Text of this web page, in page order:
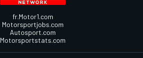
fr.Motor1.com
Motorsportjobs.com
Autosport.com
Motorsportstats.com